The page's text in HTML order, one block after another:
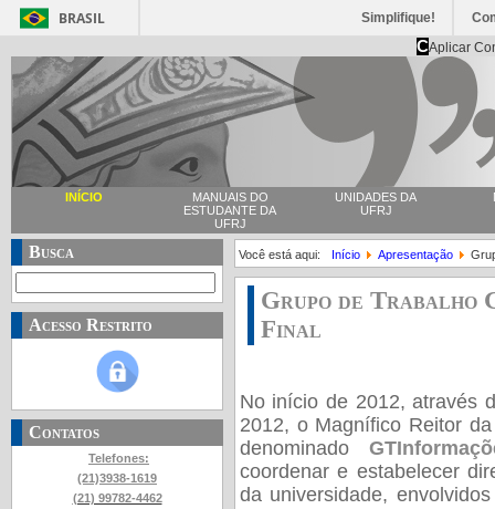
BRASIL Simplifique!
CAplicar
INÍCIO
MANUAIS DO
ESTUDANTE DA
UFRJ
UNIDADES DA
UFRJ
Busca
Acesso Restrito
Contatos
Telefones:
(21)3938-1619
(21) 99782-4462
Você está aqui: Início Apresentação
Grupo de Trabalho
Final
No início de 2012, através
2012, o Magnífico Reitor d
denominado
coordenar e estabelecer
da universidade,